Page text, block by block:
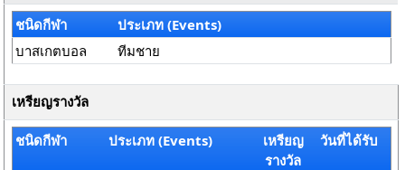
ชนิดกีฬา
ประเภท (Events)
บาสเกตบอล
ทีมชาย
เหรียญรางวัล
ชนิดกีฬา ประเภท (Events)
เหรียญ
รางวัล
วันที่ได้รับ